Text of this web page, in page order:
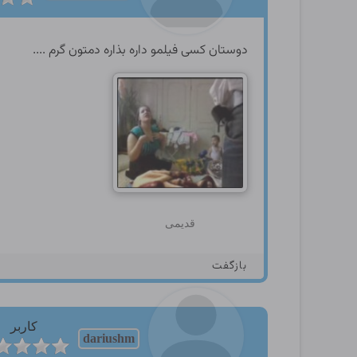
دوستان کسی فیلمو داره بذاره دمتون گرم ....
قدیمی
بازگفت
dariushm
کاربر